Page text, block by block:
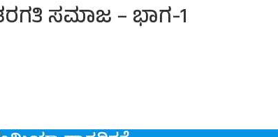
ಸಮಾಜ – ಭಾಗ-1